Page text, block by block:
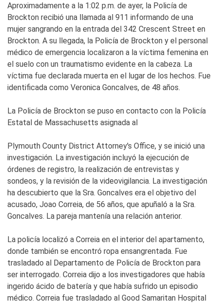
Aproximadamente a la 1:02 p.m. de ayer, la Policía de
Brockton recibió una llamada al 911 informando de una
mujer sangrando en la entrada del 342 Crescent Street en
Brockton. A su llegada, la Policía de Brockton y el personal
médico de emergencia localizaron a la víctima femenina en
el suelo con un traumatismo evidente en la cabeza. La
víctima fue declarada muerta en el lugar de los hechos. Fue
identificada como Veronica Goncalves, de 48 años.
La Policía de Brockton se puso en contacto con la Policía
Estatal de Massachusetts asignada al
Plymouth County District Attorney's Office, y se inició una
investigación. La investigación incluyó la ejecución de
órdenes de registro, la realización de entrevistas y
sondeos, y la revisión de la videovigilancia. La investigación
ha descubierto que la Sra. Goncalves era el objetivo del
acusado, Joao Correia, de 56 años, que apuñaló a la Sra.
Goncalves. La pareja mantenía una relación anterior.
La policía localizó a Correia en el interior del apartamento,
donde también se encontró ropa ensangrentada. Fue
trasladado al Departamento de Policía de Brockton para
ser interrogado. Correia dijo a los investigadores que había
ingerido ácido de batería y que había sufrido un episodio
médico. Correia fue trasladado al Good Samaritan Hospital